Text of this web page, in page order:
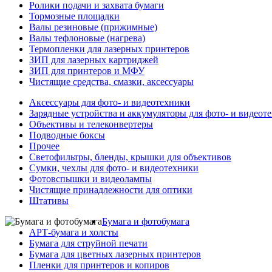
Ролики подачи и захвата бумаги
Тормозные площадки
Валы резиновые (прижимные)
Валы тефлоновые (нагрева)
Термопленки для лазерных принтеров
ЗИП для лазерных картриджей
ЗИП для принтеров и МФУ
Чистящие средства, смазки, аксессуары
Аксессуары для фото- и видеотехники
Зарядные устройства и аккумуляторы для фото- и
Объективы и телеконвертеры
Подводные боксы
Прочее
Светофильтры, бленды, крышки для объективов
Сумки, чехлы для фото- и видеотехники
Фотовспышки и видеолампы
Чистящие принадлежности для оптики
Штативы
Бумага и фотобумага
АРТ-бумага и холсты
Бумага для струйной печати
Бумага для цветных лазерных принтеров
Пленки для принтеров и копиров